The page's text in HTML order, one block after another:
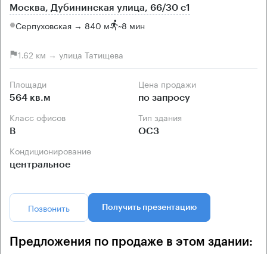
Москва, Дубининская улица, 66/30 с1
Серпуховская → 840 м ~8 мин
1.62 км → улица Татищева
Площади
564 кв.м
Цена продажи
по запросу
Класс офисов
B
Тип здания
ОСЗ
Кондиционирование
центральное
Позвонить Получить презентацию
Предложения по продаже в этом здании: